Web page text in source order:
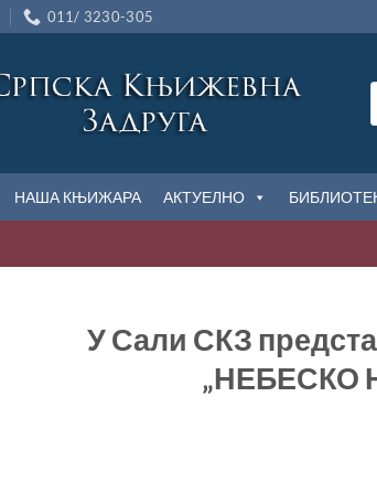
011/ 3230-305
НАША КЊИЖАРА АКТУЕЛНО
У Сали СКЗ
„НЕБЕСКО